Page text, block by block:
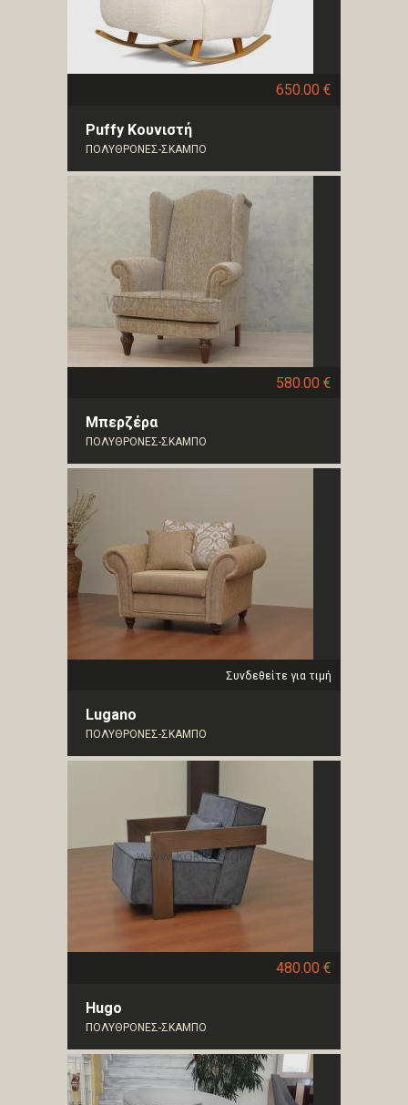
650.00 €
Puffy Κουνιστή
ΠΟΛΥΘΡΟΝΕΣ-ΣΚΑΜΠΟ
580.00 €
Μπερζέρα
ΠΟΛΥΘΡΟΝΕΣ-ΣΚΑΜΠΟ
Συνδεθείτε για τιμή
Lugano
ΠΟΛΥΘΡΟΝΕΣ-ΣΚΑΜΠΟ
480.00 €
Hugo
ΠΟΛΥΘΡΟΝΕΣ-ΣΚΑΜΠΟ